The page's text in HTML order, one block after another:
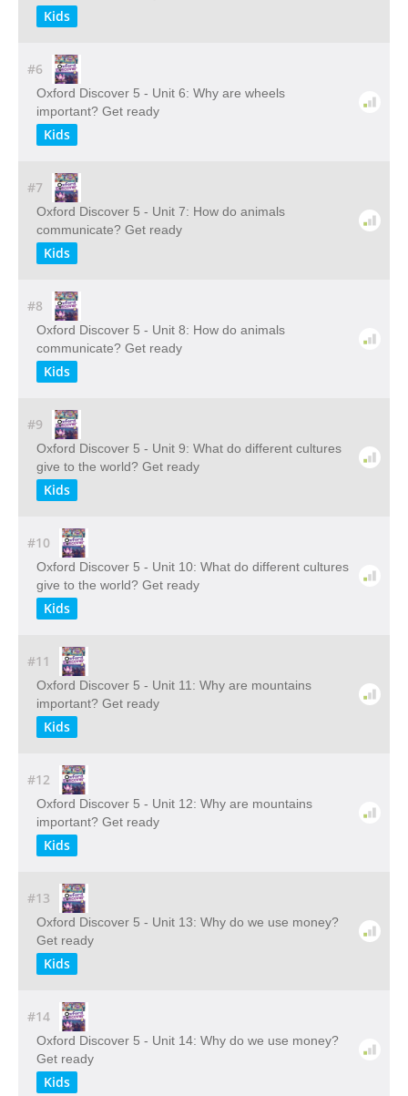
Kids
#6
Oxford Discover 5 - Unit 6: Why are wheels
important? Get ready
Kids
#7
Oxford Discover 5 - Unit 7: How do animals
communicate? Get ready
Kids
#8
Oxford Discover 5 - Unit 8: How do animals
communicate? Get ready
Kids
#9
Oxford Discover 5 - Unit 9: What do different cultures
give to the world? Get ready
Kids
#10
Oxford Discover 5 - Unit 10: What do different cultures
give to the world? Get ready
Kids
#11
Oxford Discover 5 - Unit 11: Why are mountains
important? Get ready
Kids
#12
Oxford Discover 5 - Unit 12: Why are mountains
important? Get ready
Kids
#13
Oxford Discover 5 - Unit 13: Why do we use money?
Get ready
Kids
#14
Oxford Discover 5 - Unit 14: Why do we use money?
Get ready
Kids